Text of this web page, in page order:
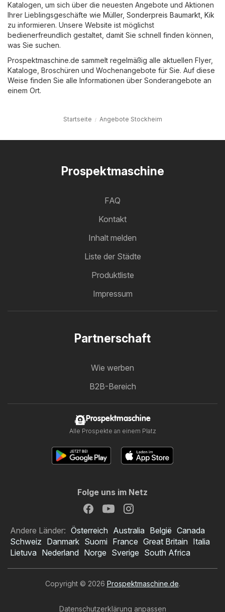
Katalogen, um sich über die neuesten Angebote und Aktionen
Ihrer Lieblingsgeschäfte wie Müller, Sonderpreis Baumarkt Kik
zu informieren. Unsere Website ist möglichst
bedienerfreundlich gestaltet, damit Sie schnell finden können,
was Sie suchen.
Prospektmaschine.de sammelt regelmäßig alle aktuellen Flyer,
Kataloge, Broschüren und Wochenangebote für Sie. Auf diese
Weise finden Sie alle Informationen über Sonderangebote an
einem Ort.
Startseite Angebote Stockheim
Prospektmaschine
FAQ
Kontakt
Inhalt melden
Liste der Städte
Produktliste
Impressum
Partnerschaft
Wie werben
B2B-Bereich
Prospektmaschine
Alle Prospekte an einem Platz
Folge uns im Netz
Andere Länder: Österreich Australia België Canada
Schweiz Danmark Suomi France Great Britain Italia
Lietuva Nederland Norge Sverige South Africa
Copyright © 2026 Prospektmaschine.de.
Datenschutzerklärung anpassen